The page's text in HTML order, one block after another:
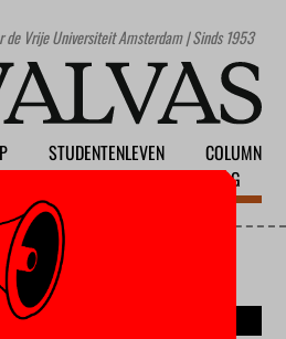
Vrije Universiteit Amsterdam | Sinds 1953
STUDENTENLEVEN
COLUMN
BLOG